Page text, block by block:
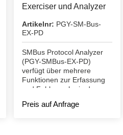
Exerciser und Analyzer
Artikelnr: PGY-SM-Bus-
EX-PD
SMBus Protocol Analyzer
(PGY-SMBus-EX-PD)
verfügt über mehrere
Funktionen zur Erfassung
und Fehlersuche in der
Preis auf Anfrage